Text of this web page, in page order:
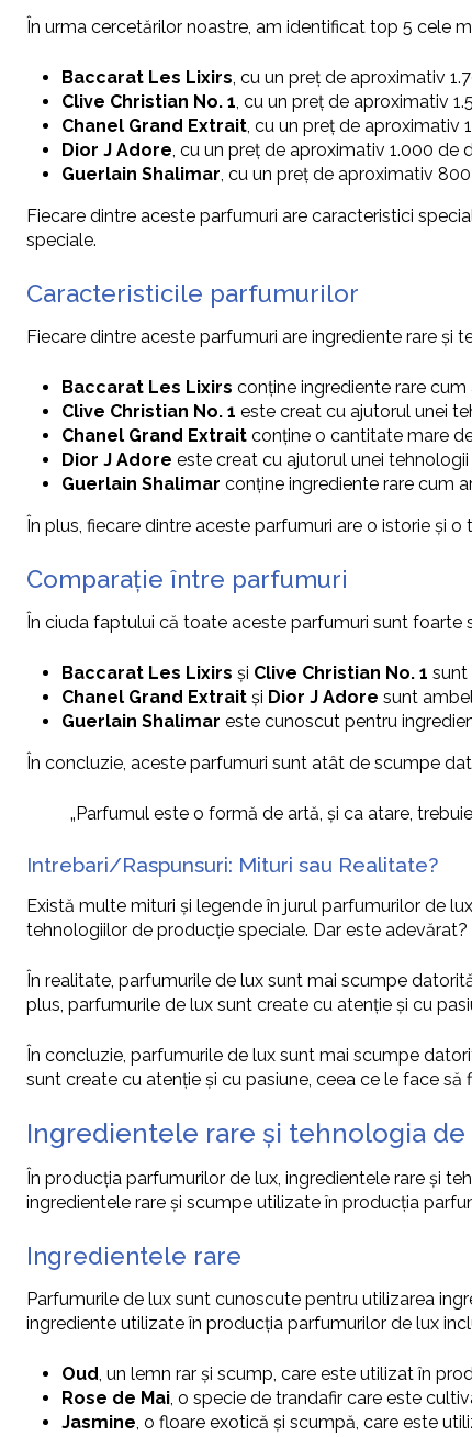
În urma cercetărilor noastre, am identificat top 5 cele
Baccarat Les Lixirs, cu un preț de aproximativ
Clive Christian No. 1, cu un preț de aproximativ
Chanel Grand Extrait, cu un preț de aproximativ
Dior J Adore, cu un preț de aproximativ 1.000 de
Guerlain Shalimar, cu un preț de aproximativ
Fiecare dintre aceste parfumuri are caracteristici
speciale.
Caracteristicile parfumurilor
Fiecare dintre aceste parfumuri are ingrediente rare
Baccarat Les Lixirs conține ingrediente rare
Clive Christian No. 1 este creat cu ajutorul unei
Chanel Grand Extrait conține o cantitate mare
Dior J Adore este creat cu ajutorul unei
Guerlain Shalimar conține ingrediente rare cum
În plus, fiecare dintre aceste parfumuri are o istorie și
Comparație între parfumuri
În ciuda faptului că toate aceste parfumuri sunt foarte
Baccarat Les Lixirs și Clive Christian No. 1 sunt
Chanel Grand Extrait și Dior J Adore sunt
Guerlain Shalimar este cunoscut pentru
În concluzie, aceste parfumuri sunt atât de scumpe
„Parfumul este o formă de artă, și ca atare,
Intrebari/Raspunsuri: Mituri sau Realitate?
Există multe mituri și legende în jurul parfumurilor de
tehnologiilor de producție speciale. Dar este adevărat?
În realitate, parfumurile de lux sunt mai scumpe
plus, parfumurile de lux sunt create cu atenție și cu
În concluzie, parfumurile de lux sunt mai scumpe
sunt create cu atenție și cu pasiune, ceea ce le face să
Ingredientele rare și tehnologia
În producția parfumurilor de lux, ingredientele rare și
ingredientele rare și scumpe utilizate în producția
Ingredientele rare
Parfumurile de lux sunt cunoscute pentru utilizarea
ingrediente utilizate în producția parfumurilor de lux
Oud, un lemn rar și scump, care este utilizat în
Rose de Mai, o specie de trandafir care este
Jasmine, o floare exotică și scumpă, care este